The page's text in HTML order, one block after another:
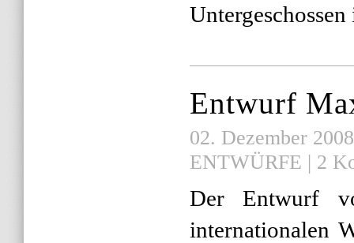
Entwurf
02. Dezember
ENTWÜRFE | 2
Der Entwurf
internationalen